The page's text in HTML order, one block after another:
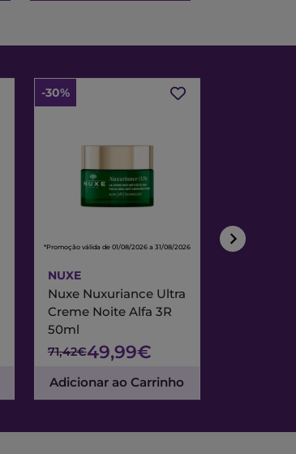
-30%
*Promoção válida de 01/08/2026 a 31/08/2026
NUXE
Nuxe Nuxuriance Ultra
Creme Noite Alfa 3R
50ml
71,42€49,99€
Adicionar ao Carrinho
*Promoção válida